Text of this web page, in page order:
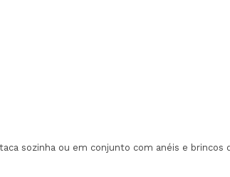
sozinha ou em conjunto com anéis e